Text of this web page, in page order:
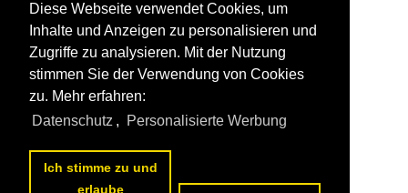
Diese Webseite verwendet Cookies, um
Inhalte und Anzeigen zu personalisieren und
Zugriffe zu analysieren. Mit der Nutzung
stimmen Sie der Verwendung von Cookies
zu. Mehr erfahren:
Datenschutz , Personalisierte Werbung
Ich stimme zu und
erlaube